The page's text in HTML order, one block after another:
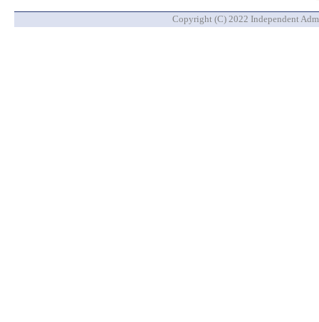
Copyright (C) 2022 Independent